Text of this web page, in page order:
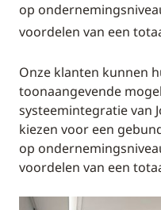
op
voordelen van een
Onze klanten kunnen
toonaangevende
systeemintegratie van
kiezen voor een
op
voordelen van een